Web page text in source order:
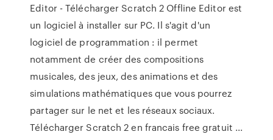
Editor - Télécharger Scratch 2 Offline Editor est
un logiciel à installer sur PC. Il s'agit d'un
logiciel de programmation : il permet
notamment de créer des compositions
musicales, des jeux, des animations et des
simulations mathématiques que vous pourrez
partager sur le net et les réseaux sociaux.
Télécharger Scratch 2 en francais free gratuit ...